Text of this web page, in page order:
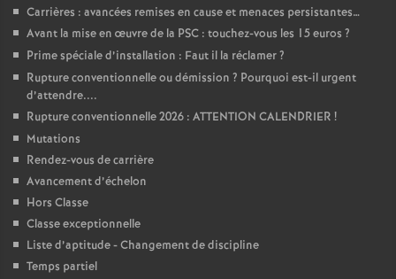
Carrières : avancées remises en cause et menaces persistantes…
Avant la mise en œuvre de la PSC : touchez-vous les 15 euros ?
Prime spéciale d’installation : Faut il la réclamer?
Rupture conventionnelle ou démission ? Pourquoi est-il urgent
d’attendre....
Rupture conventionnelle 2026 : ATTENTION CALENDRIER !
Mutations
Rendez-vous de carrière
Avancement d’échelon
Hors Classe
Classe exceptionnelle
Liste d’aptitude - Changement de discipline
Temps partiel